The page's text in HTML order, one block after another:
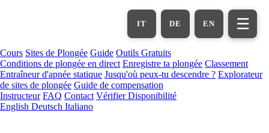
EN
DE
IT ☰
Cours Sites de Plongée Guide Outils Gratuits
Conditions de plongée en direct Enregistre ta plongée Classement
Entraîneur d'apnée statique Jusqu'où peux-tu descendre ? Explorateur
de sites de plongée Guide de compensation
Instructeur FAQ Contact Vérifier Disponibilité
English Deutsch Italiano